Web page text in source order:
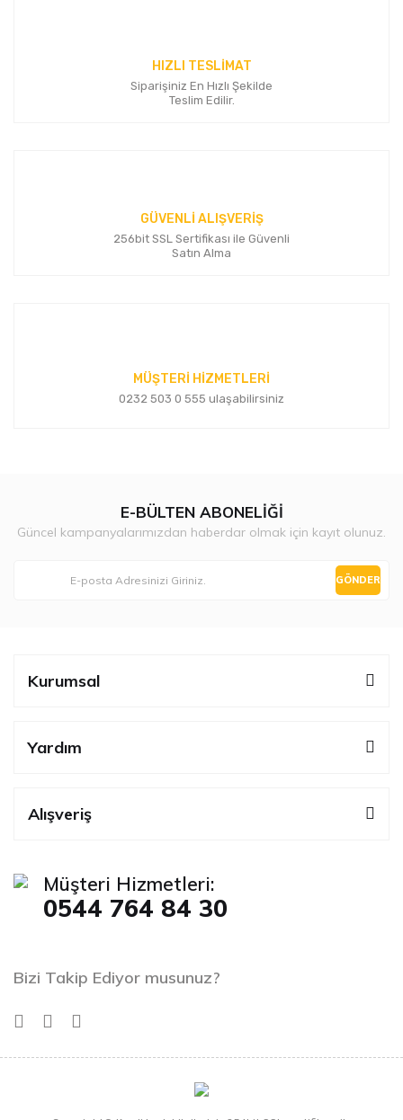
Gönder
HIZLI TESLİMAT
Siparişiniz En Hızlı Şekilde
Teslim Edilir.
GÜVENLİ ALIŞVERİŞ
256bit SSL Sertifikası ile Güvenli
Satın Alma
MÜŞTERİ HİZMETLERİ
0232 503 0 555 ulaşabilirsiniz
E-BÜLTEN ABONELİĞİ
Güncel kampanyalarımızdan haberdar olmak için kayıt olunuz.
GÖNDER
Kurumsal
Yardım
Alışveriş
Müşteri Hizmetleri:
0544 764 84 30
Bizi Takip Ediyor musunuz?